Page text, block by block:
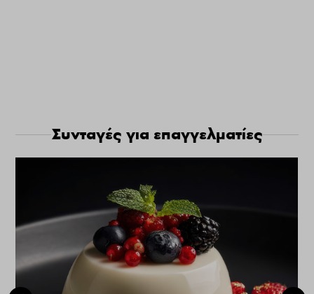
Συνταγές για επαγγελματίες